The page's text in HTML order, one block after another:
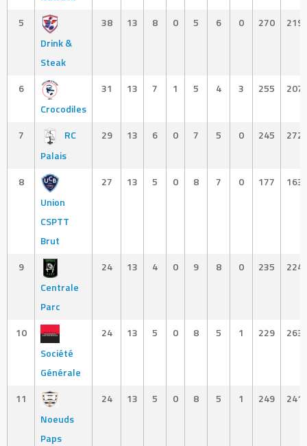
5
Drink &
Steak
38 13 8 0 5 6 0 270 219
6
Crocodiles
31 13 7 1 5 4 3 255 207
7
RC
Palais
29 13 6 0 7 5 0 245 272
8
Union
CSPTT
Brut
27 13 5 0 8 7 0 177 163
9
Centrale
Parc
24 13 4 0 9 8 0 235 224
10
Société
Générale
24 13 5 0 8 5 1 229 263
11
Noeuds
Paps
24 13 5 0 8 5 1 249 241